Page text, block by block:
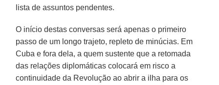
lista de assuntos pendentes.
O início destas conversas será apenas o primeiro
passo de um longo trajeto, repleto de minúcias. Em
Cuba e fora dela, a quem sustente que a retomada
das relações diplomáticas colocará em risco a
continuidade da Revolução ao abrir a ilha para os